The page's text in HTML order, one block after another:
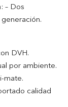
– Dos
DVH.
por ambiente.
mate.
calidad